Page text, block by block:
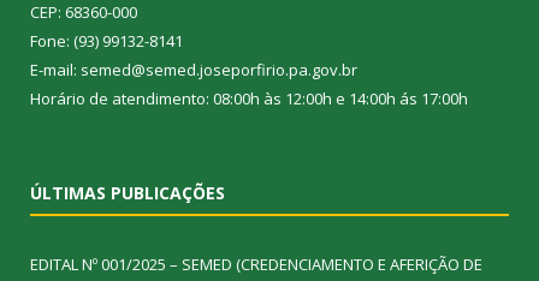
CEP: 68360-000
Fone: (93) 99132-8141
E-mail: semed@semed.joseporfirio.pa.gov.br
Horário de atendimento: 08:00h às 12:00h e 14:00h ás 17:00h
ÚLTIMAS PUBLICAÇÕES
EDITAL Nº 001/2025 – SEMED (CREDENCIAMENTO E AFERIÇÃO DE